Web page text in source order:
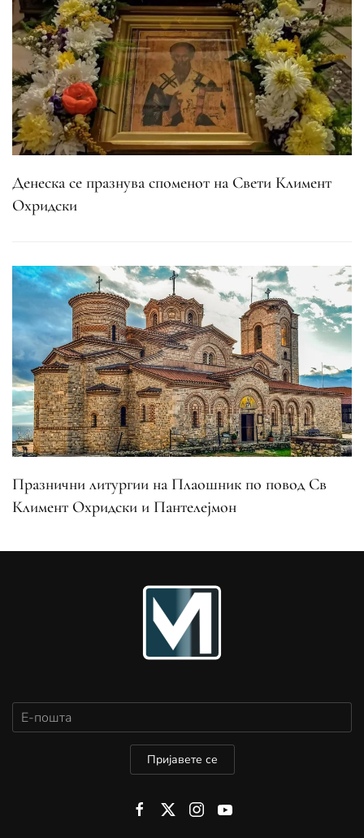
Денеска се празнува споменот на Свети Климент
Охридски
Празнични литургии на Плаошник по повод Св
Климент Охридски и Пантелејмон
Пријавете се